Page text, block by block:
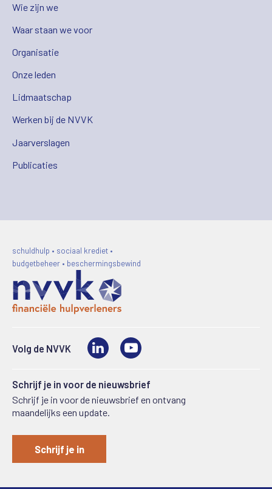
Wie zijn we
Waar staan we voor
Organisatie
Onze leden
Lidmaatschap
Werken bij de NVVK
Jaarverslagen
Publicaties
schuldhulp • sociaal krediet •
budgetbeheer • beschermingsbewind
Volg de NVVK LinkedIn
Schrijf je in voor de nieuwsbrief
Schrijf je in voor de nieuwsbrief en ontvang
maandelijks een update.
Schrijf je in